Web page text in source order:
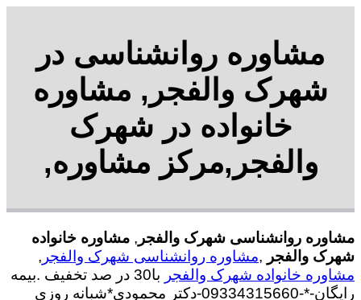
مشاوره روانشناسی در
شهرک والفجر, مشاوره
خانواده در شهرک
والفجر,مرکز مشاوره,
مشاوره روانشناسی شهرک والفجر , مشاوره خانواده
شهرک والفجر ,مشاوره روانشناسی شهرک والفجر ,
مشاوره خانواده شهرک والفجر
با30 در صد تخفیف .بیمه
رایگان-*-09334315660-دکتر محمودی*شبانه روزی